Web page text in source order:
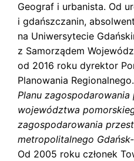
e
l
s
k
i
Geograf i urbanista. Od
i gdańszczanin,
na Uniwersytecie
z Samorządem
od 2016 roku dyrektor
Planowania
Planu zagospodarowania
województwa
zagospodarowania
metropolitalnego
Od 2005 roku członek